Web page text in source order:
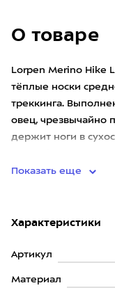
О товаре
Lorpen Merino Hike
тёплые носки
треккинга.
овец, чрезвычайно
держит ноги в
Показать еще
Характеристики
Артикул
Материал